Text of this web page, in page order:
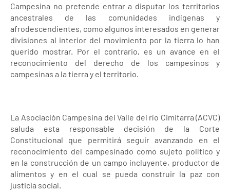
Campesina no pretende entrar a disputar los territorios
ancestrales de las comunidades indígenas y
afrodescendientes, como algunos interesados en generar
divisiones al interior del movimiento por la tierra lo han
querido mostrar. Por el contrario, es un avance en el
reconocimiento del derecho de los campesinos y
campesinas a la tierra y el territorio.
La Asociación Campesina del Valle del río Cimitarra (ACVC)
saluda esta responsable decisión de la Corte
Constitucional que permitirá seguir avanzando en el
reconocimiento del campesinado como sujeto político y
en la construcción de un campo incluyente, productor de
alimentos y en el cual se pueda construir la paz con
justicia social.